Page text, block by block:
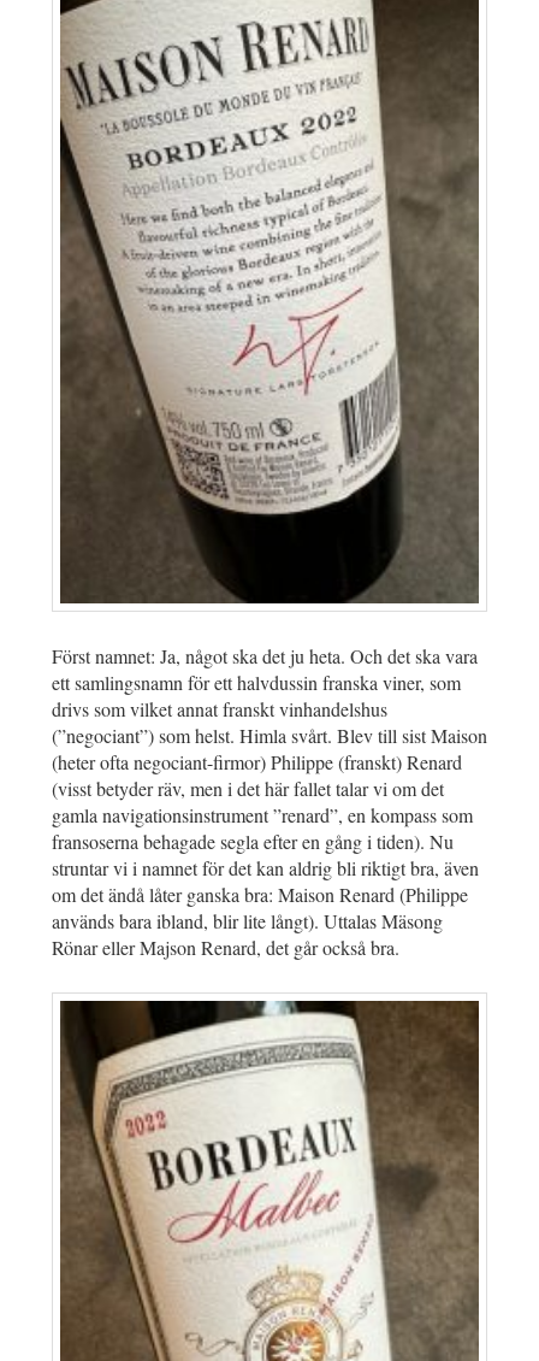
Först namnet: Ja, något ska det ju heta. Och det ska vara
ett samlingsnamn för ett halvdussin franska viner, som
drivs som vilket annat franskt vinhandelshus
(”negociant”) som helst. Himla svårt. Blev till sist Maison
(heter ofta negociant-firmor) Philippe (franskt) Renard
(visst betyder räv, men i det här fallet talar vi om det
gamla navigationsinstrument ”renard”, en kompass som
fransoserna behagade segla efter en gång i tiden). Nu
struntar vi i namnet för det kan aldrig bli riktigt bra, även
om det ändå låter ganska bra: Maison Renard (Philippe
används bara ibland, blir lite långt). Uttalas Mäsong
Rönar eller Majson Renard, det går också bra.